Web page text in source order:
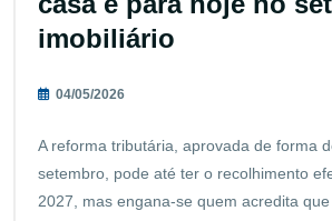
imobiliário
04/05/2026
A reforma tributária, aprovada de forma
setembro, pode até ter o recolhimento
2027, mas engana-se quem acredita